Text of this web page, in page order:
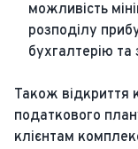
можливість
розподілу
бухгалтерію та
Також відкриття
податкового
клієнтам